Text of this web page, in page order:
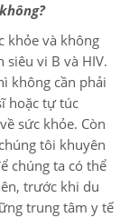
khỏe và không
siêu vi B và HIV.
không cần phải
hoặc tự túc
sức khỏe. Còn
tôi khuyên
chúng ta có thể
trước khi du
trung tâm y tế